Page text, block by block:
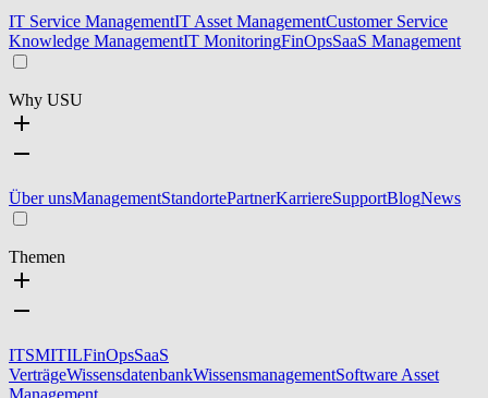
IT Service ManagementIT Asset ManagementCustomer Service
Knowledge ManagementIT MonitoringFinOpsSaaS Management
Why USU
Über unsManagementStandortePartnerKarriereSupportBlogNews
Themen
ITSMITILFinOpsSaaS
VerträgeWissensdatenbankWissensmanagementSoftware Asset